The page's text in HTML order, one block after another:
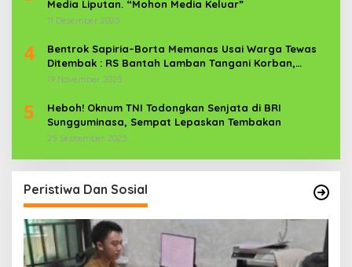
Media Liputan. “Mohon Media Keluar”
11 Desember 2025
4
Bentrok Sapiria–Borta Memanas Usai Warga Tewas
Ditembak : RS Bantah Lamban Tangani Korban,
Aparat TNI-POLRI Dikerahkan
19 November 2025
5
Heboh! Oknum TNI Todongkan Senjata di BRI
Sungguminasa, Sempat Lepaskan Tembakan
25 September 2025
Peristiwa Dan Sosial